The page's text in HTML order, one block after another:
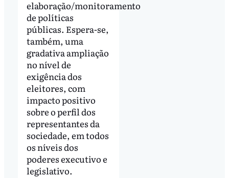
elaboração/monitoramento
de políticas
públicas. Espera-se,
também, uma
gradativa ampliação
no nível de
exigência dos
eleitores, com
impacto positivo
sobre o perfil dos
representantes da
sociedade, em todos
os níveis dos
poderes executivo e
legislativo.